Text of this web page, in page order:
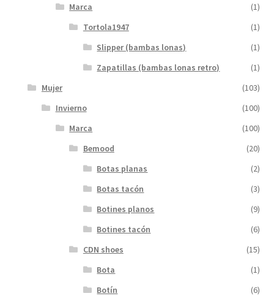
Marca
(1)
Tortola1947
(1)
Slipper (bambas lonas)
(1)
Zapatillas (bambas lonas retro)
(1)
Mujer
(103)
Invierno
(100)
Marca
(100)
Bemood
(20)
Botas planas
(2)
Botas tacón
(3)
Botines planos
(9)
Botines tacón
(6)
CDN shoes
(15)
Bota
(1)
Botín
(6)